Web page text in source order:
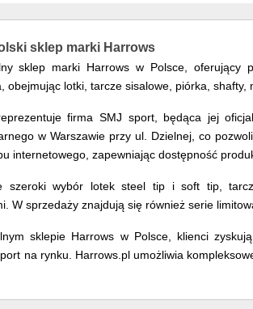
sklep marki Harrows
sklep marki Harrows w Polsce,
obejmując lotki, tarcze sisalowe, piórka,
firma SMJ sport, będąca jej
w Warszawie przy ul. Dzielnej, co
internetowego, zapewniając dostępność
szeroki wybór lotek steel tip i soft tip,
W sprzedaży znajdują się również serie
sklepie Harrows w Polsce, klienci
na rynku. Harrows.pl umożliwia